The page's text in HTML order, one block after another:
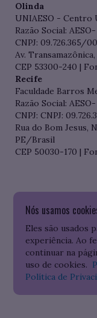
Nós usamos
Eles são usados
experiência. Ao
continuar na
uso de cookies.
Política de
Olinda
UNIAESO - Centro
Razão Social:
CNPJ: 09.726.365/
Av.
CEP 53300-240 |
Recife
Faculdade Barros
Razão Social:
CNPJ: CNPJ:
Rua do Bom Jesus,
PE/Brasil
CEP 50030-170 |
Consulte o